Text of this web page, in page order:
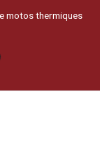
motos thermiques